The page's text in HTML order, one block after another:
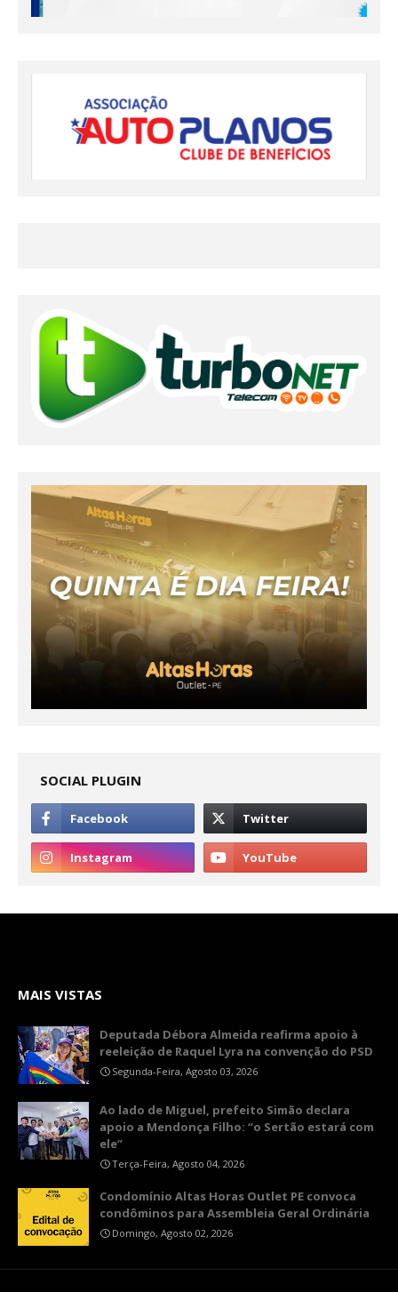
SOCIAL PLUGIN
MAIS VISTAS
Deputada Débora Almeida reafirma apoio à
reeleição de Raquel Lyra na convenção do PSD
Segunda-Feira, Agosto 03, 2026
Ao lado de Miguel, prefeito Simão declara
apoio a Mendonça Filho: “o Sertão estará com
ele”
Terça-Feira, Agosto 04, 2026
Condomínio Altas Horas Outlet PE convoca
condôminos para Assembleia Geral Ordinária
Domingo, Agosto 02, 2026